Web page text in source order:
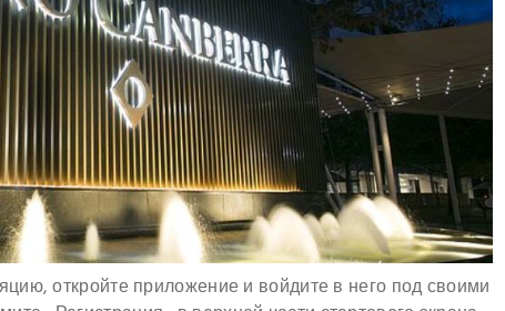
откройте приложение и войдите в него под своими